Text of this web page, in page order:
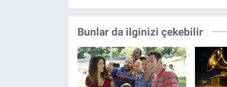
Bunlar da ilginizi çekebilir